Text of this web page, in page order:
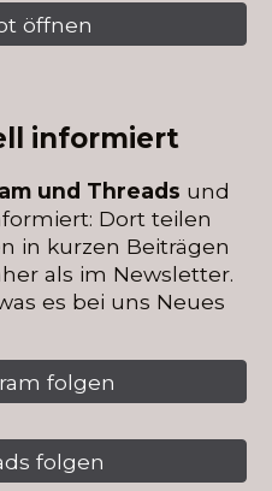
öffnen
informiert
und Threads und
Dort teilen
in kurzen Beiträgen
als im Newsletter.
es bei uns Neues
folgen
folgen